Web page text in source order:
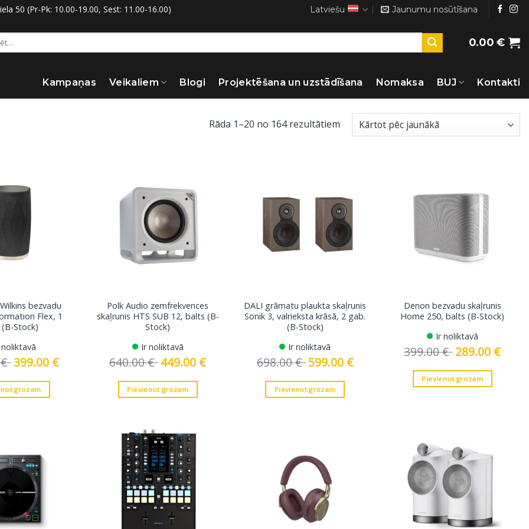
50 (Pr-Pk: 10.00-19.00, Sest: 11.00-16.00) Latviešu Jaunumu nosūtīšana
0.00€
Kampaņas Veikaliem Blogi Projektēšana un uzstādīšana Nomaksa BUJ Kontakti
Rāda 1–20 no 164 rezultātiemSorted
bezvadu
Flex, 1
Stock)
€ Original
price
519.00 €.
399.00 €Current
price
grozam
Polk Audio zemfrekvences
skaļrunis HTS SUB 12, balts (B-
Stock)
Ir noliktavā
640.00€ Original
price
640.00 €.
449.00 €Current
price
Pievienot grozam
DALI grāmatu plaukta skaļrunis
Sonik 3, valrieksta krāsā, 2 gab.
(B-Stock)
Ir noliktavā
698.00€ Original
price
698.00 €.
599.00 €Current
price
Pievienot grozam
Denon bezvadu skaļrunis
Home 250, balts (B-Stock)
Ir noliktavā
399.00€ Original
price
399.00 €.
289.00 €Current
price
Pievienot grozam